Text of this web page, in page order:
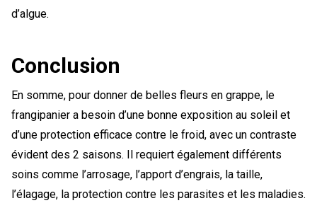
d’algue.
Conclusion
En somme, pour donner de belles fleurs en grappe, le
frangipanier a besoin d’une bonne exposition au soleil et
d’une protection efficace contre le froid, avec un contraste
évident des 2 saisons. Il requiert également différents
soins comme l’arrosage, l’apport d’engrais, la taille,
l’élagage, la protection contre les parasites et les maladies.